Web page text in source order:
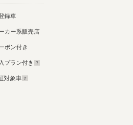
録車
カー系販売店
ポン付き
プラン付き
対象車